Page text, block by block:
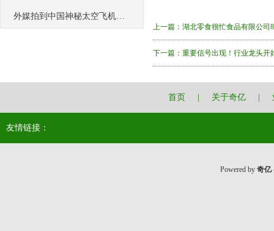
外媒拍到中国神秘太空飞机飞过欧洲？胡说，那分明是“UFO”！
上一篇： 湖北零食很忙食品有限公司
下一篇： 重要信号出现！行业龙头开
首页 关于奇亿
友情链接：
Powered by 奇亿